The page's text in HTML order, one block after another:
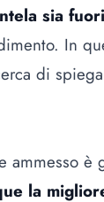
sia
In
di
ammesso
la